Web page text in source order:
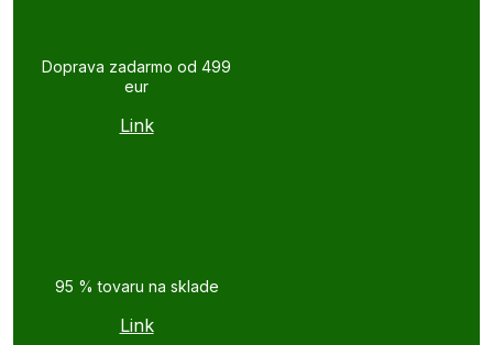
Doprava zadarmo od 499
eur
Link
95 % tovaru na sklade
Link